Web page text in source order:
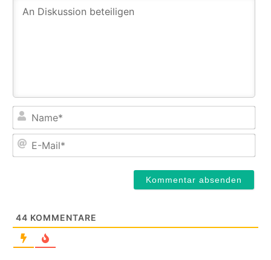
E-
44 KOMMENTARE